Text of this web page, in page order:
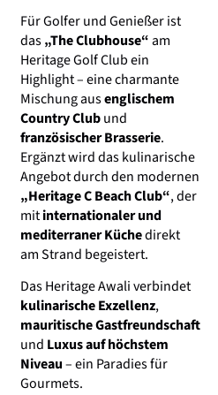
Für Golfer und Genießer ist
das„The Clubhouse“am
Heritage Golf Club ein
Highlight – eine charmante
Mischung ausenglischem
Country Clubund
französischer Brasserie.
Ergänzt wird das kulinarische
Angebot durch den modernen
„Heritage C Beach Club“, der
mitinternationaler und
mediterraner Küchedirekt
am Strand begeistert.
Das Heritage Awali verbindet
kulinarische Exzellenz,
mauritische Gastfreundschaft
und Luxus auf höchstem
Niveau– ein Paradies für
Gourmets.